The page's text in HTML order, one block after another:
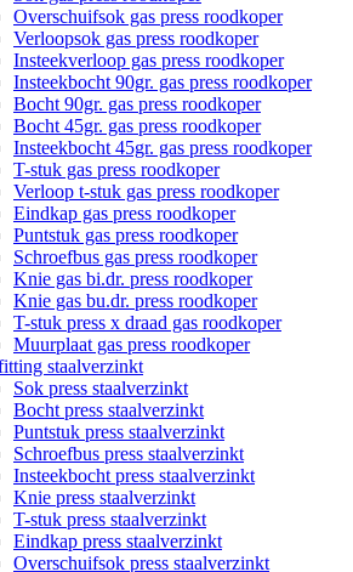
Overschuifsok gas press roodkoper
Verloopsok gas press roodkoper
Insteekverloop gas press roodkoper
Insteekbocht 90gr. gas press roodkoper
Bocht 90gr. gas press roodkoper
Bocht 45gr. gas press roodkoper
Insteekbocht 45gr. gas press roodkoper
T-stuk gas press roodkoper
Verloop t-stuk gas press roodkoper
Eindkap gas press roodkoper
Puntstuk gas press roodkoper
Schroefbus gas press roodkoper
Knie gas bi.dr. press roodkoper
Knie gas bu.dr. press roodkoper
T-stuk press x draad gas roodkoper
Muurplaat gas press roodkoper
staalverzinkt
Sok press staalverzinkt
Bocht press staalverzinkt
Puntstuk press staalverzinkt
Schroefbus press staalverzinkt
Insteekbocht press staalverzinkt
Knie press staalverzinkt
T-stuk press staalverzinkt
Eindkap press staalverzinkt
Overschuifsok press staalverzinkt